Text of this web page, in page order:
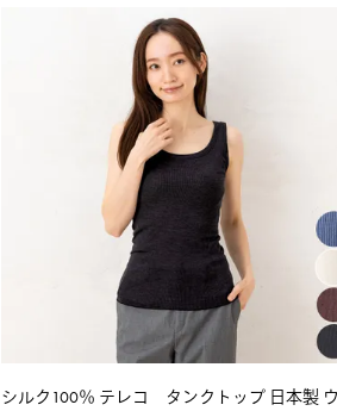
シルク100％ テレコ タンクトップ 日本製